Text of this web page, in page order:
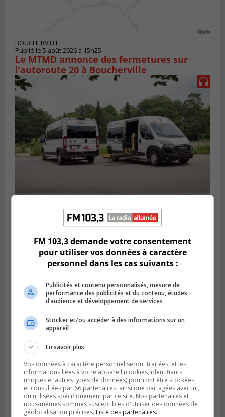
BOUCHERVILLE
Publié le 5 août 2026 à 15h25
Le MTMD annonce des fermetures sur
l’autoroute 20 à Boucherville
Publié le 31 juillet 2026 à 14h20
Le RTL dévoile sa nouvelle flotte de
BROSSARD
Publié le 31 juillet 2026 à 12h00
Le transport à la demande du RTL prend
de l’expansion à Brossard
FM 103,3 demande votre consentement
pour utiliser vos données à caractère
personnel dans les cas suivants :
Publicités et contenu personnalisés, mesure de
performance des publicités et du contenu, études
d’audience et développement de services
Stocker et/ou accéder à des informations sur un
appareil
En savoir plus
Vos données à caractère personnel seront traitées, et les
informations liées à votre appareil (cookies, identifiants
uniques et autres types de données) pourront être stockées
et consultées par 66 partenaires, ainsi que partagées avec lui,
ou utilisées spécifiquement par ce site. Nos partenaires et
nous-mêmes sommes susceptibles d'utiliser des données de
géolocalisation précises. Liste des partenaires.